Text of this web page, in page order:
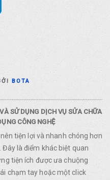
BOTA
SỬ DỤNG DỊCH VỤ SỬA CHỮA
CÔNG NGHỆ
tiện lợi và nhanh chóng hơn
là điểm khác biệt quan
tiện ích được ưa chuộng
chạm tay hoặc một click